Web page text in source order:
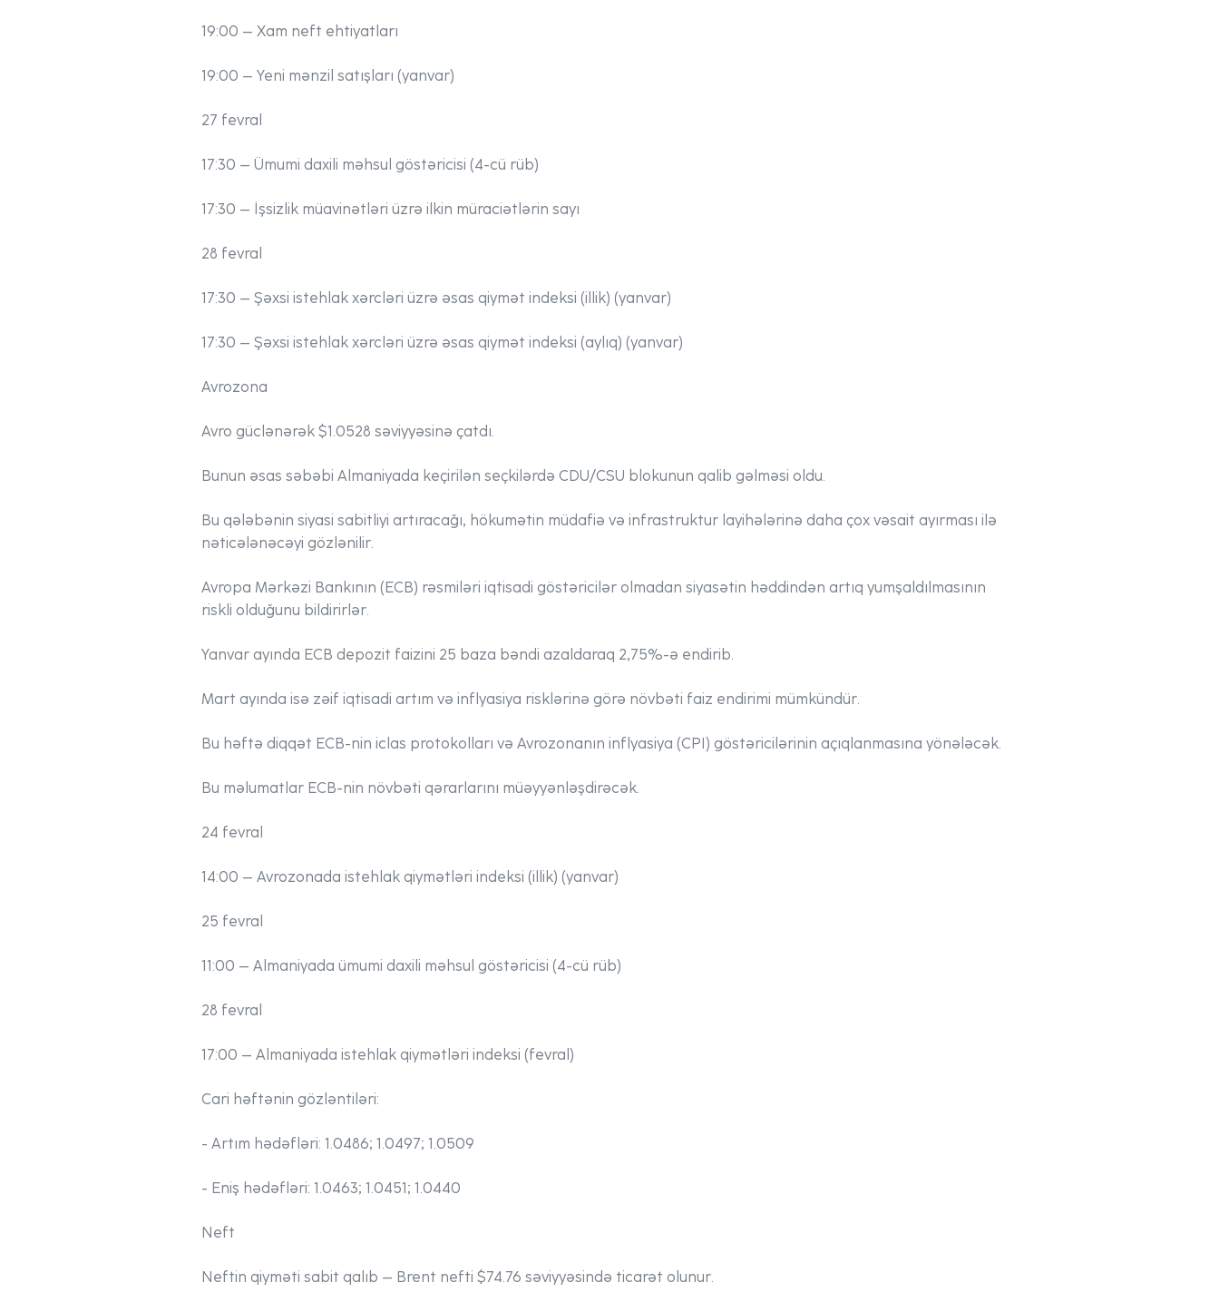
19:00 – Xam neft ehtiyatları
19:00 – Yeni mənzil satışları (yanvar)
27 fevral
17:30 – Ümumi daxili məhsul göstəricisi (4-cü rüb)
17:30 – İşsizlik müavinətləri üzrə ilkin müraciətlərin sayı
28 fevral
17:30 – Şəxsi istehlak xərcləri üzrə əsas qiymət indeksi (illik) (yanvar)
17:30 – Şəxsi istehlak xərcləri üzrə əsas qiymət indeksi (aylıq) (yanvar)
Avrozonа
Avro güclənərək $1.0528 səviyyəsinə çatdı.
Bunun əsas səbəbi Almaniyada keçirilən seçkilərdə CDU/CSU blokunun qalib gəlməsi oldu.
Bu qələbənin siyasi sabitliyi artıracağı, hökumətin müdafiə və infrastruktur layihələrinə daha çox vəsait ayırması ilə
nəticələnəcəyi gözlənilir.
Avropa Mərkəzi Bankının (ECB) rəsmiləri iqtisadi göstəricilər olmadan siyasətin həddindən artıq yumşaldılmasının
riskli olduğunu bildirirlər.
Yanvar ayında ECB depozit faizini 25 baza bəndi azaldaraq 2,75%-ə endirib.
Mart ayında isə zəif iqtisadi artım və inflyasiya risklərinə görə növbəti faiz endirimi mümkündür.
Bu həftə diqqət ECB-nin iclas protokolları və Avrozonanın inflyasiya (CPI) göstəricilərinin açıqlanmasına yönələcək.
Bu məlumatlar ECB-nin növbəti qərarlarını müəyyənləşdirəcək.
24 fevral
14:00 – Avrozonada istehlak qiymətləri indeksi (illik) (yanvar)
25 fevral
11:00 – Almaniyada ümumi daxili məhsul göstəricisi (4-cü rüb)
28 fevral
17:00 – Almaniyada istehlak qiymətləri indeksi (fevral)
Cari həftənin gözləntiləri:
- Artım hədəfləri: 1.0486; 1.0497; 1.0509
- Eniş hədəfləri: 1.0463; 1.0451; 1.0440
Neft
Neftin qiyməti sabit qalıb – Brent nefti $74.76 səviyyəsində ticarət olunur.